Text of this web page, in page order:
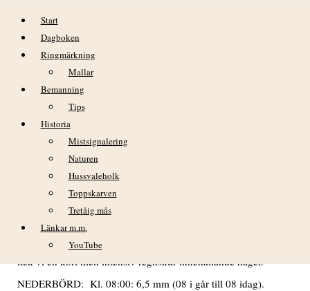
Hoppa till innehåll
Start
Dagboken
Ringmärkning
Mallar
Bemanning
Tips
Historia
Mistsignalering
Naturen
Hussvaleholk
Toppskarven
Tretåig mås
Länkar m.m.
YouTube
DAGBOK NIDINGENS FÅGELSTATION
LÖRDAG 28 SEPTEMBER 2024
VÄDER
Nästan helmulet i gryningen förutom en strimma med klar
himmel inne över fastlandet. Uppklarnande västerifrån 08:30,
därefter växlande molnighet resten av dagen. Vid 13-tiden
fick vi en kort men intensiv regnskur innehållande hagel.
NEDERBÖRD: Kl. 08:00: 6,5 mm (08 i går till 08 idag).